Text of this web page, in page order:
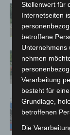
Stellenwert für
Internetseiten
betroffene
Unternehmens
nehmen
Verarbeitung
besteht für
Grundlage,
betroffenen
Die